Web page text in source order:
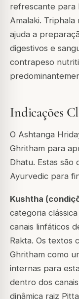
refrescante para
Amalaki.
ajuda a
digestivos e
contrapeso
Indicações
O Ashtanga
Ghritham para
Dhatu. Estas são
Ayurvedic para
Kushtha
categoria
canais linfáticos
Rakta. Os textos
Ghritham como
internas para
dentro dos
dinâmica raiz